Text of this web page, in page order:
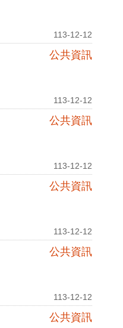
113-12-12
公共資訊
113-12-12
公共資訊
113-12-12
公共資訊
113-12-12
公共資訊
113-12-12
公共資訊